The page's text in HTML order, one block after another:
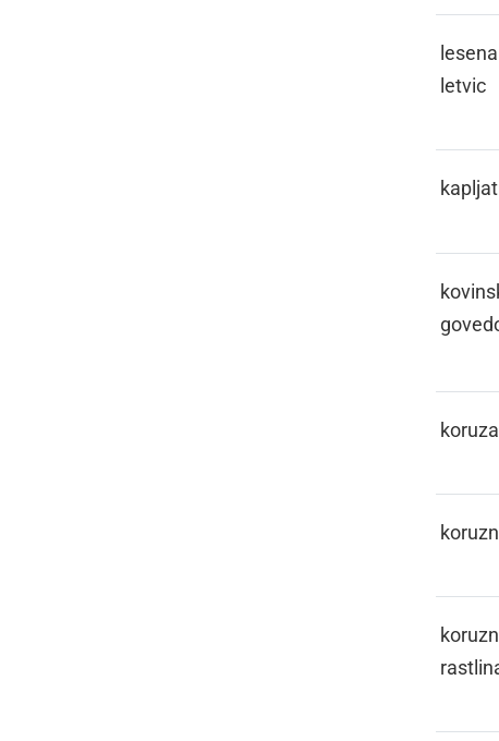
letvic
koruza